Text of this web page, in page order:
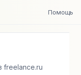
Помощь
freelance.ru